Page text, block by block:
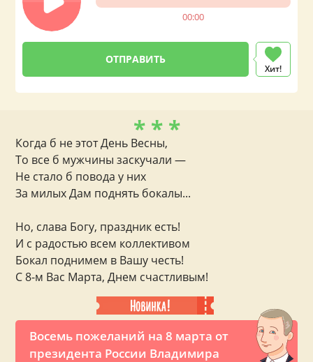
00:00
Хит!
Восемь пожеланий на 8 марта от
президента России Владимира
* * *
Когда б не этот День Весны,
То все б мужчины заскучали —
Не стало б повода у них
За милых Дам поднять бокалы...
Но, слава Богу, праздник есть!
И с радостью всем коллективом
Бокал поднимем в Вашу честь!
С 8-м Вас Марта, Днем счастливым!